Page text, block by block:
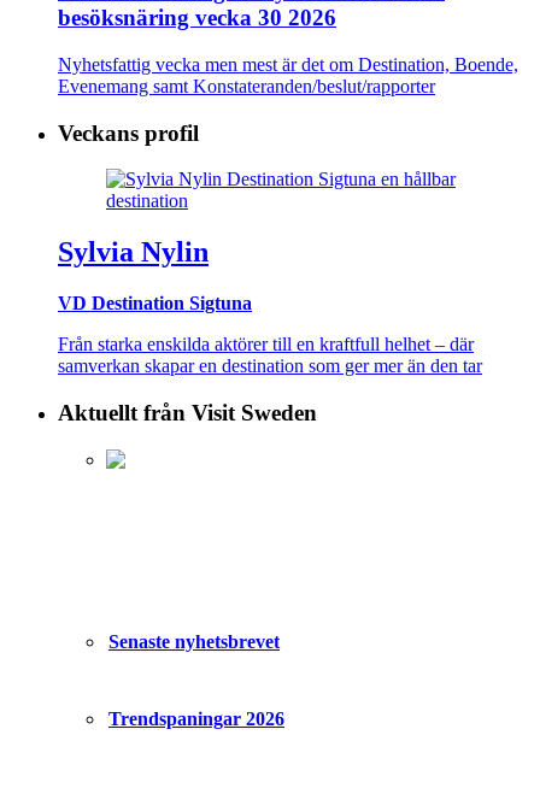
besöksnäring vecka 30 2026
Nyhetsfattig vecka men mest är det om Destination, Boende,
Evenemang samt Konstateranden/beslut/rapporter
Veckans profil
Sylvia Nylin
VD Destination Sigtuna
Från starka enskilda aktörer till en kraftfull helhet – där
samverkan skapar en destination som ger mer än den tar
Aktuellt från Visit Sweden
Senaste nyhetsbrevet
Trendspaningar 2026